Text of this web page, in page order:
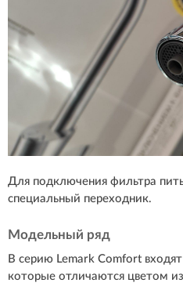
Для подключения фильтра
специальный переходник.
Модельный ряд
В серию Lemark Comfort
которые отличаются цветом